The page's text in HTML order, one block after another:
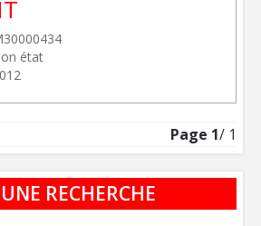
état
Page 1/ 1
RECHERCHE